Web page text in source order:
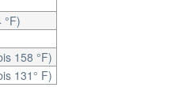
°F)
158 °F)
131° F)